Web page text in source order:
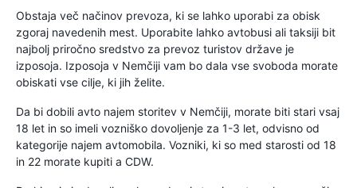
Obstaja več načinov prevoza, ki se lahko uporabi za obisk
zgoraj navedenih mest. Uporabite lahko avtobusi ali taksiji bit
najbolj priročno sredstvo za prevoz turistov države je
izposoja. Izposoja v Nemčiji vam bo dala vse svoboda morate
obiskati vse cilje, ki jih želite.
Da bi dobili avto najem storitev v Nemčiji, morate biti stari vsaj
18 let in so imeli vozniško dovoljenje za 1-3 let, odvisno od
kategorije najem avtomobila. Vozniki, ki so med starosti od 18
in 22 morate kupiti a CDW.